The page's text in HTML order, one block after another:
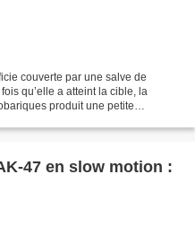
couverte par une salve de
qu’elle a atteint la cible, la
produit une petite
47 en slow motion :